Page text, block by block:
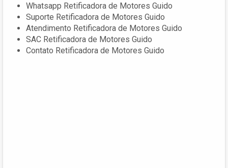
Whatsapp Retificadora de Motores Guido
Suporte Retificadora de Motores Guido
Atendimento Retificadora de Motores Guido
SAC Retificadora de Motores Guido
Contato Retificadora de Motores Guido